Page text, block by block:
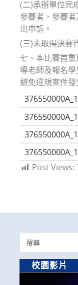
(二)承辦單位完
參賽者，參賽
出申訴。
(三)未取得決賽
七、本比賽首
導老師及報名
避免違規案件
Post Views:
Search
for:
校園影片